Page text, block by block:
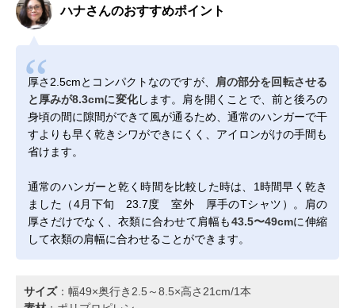
ハナさんのおすすめポイント
厚さ2.5cmとコンパクトなのですが、
肩の部分を回転させる
と厚みが8.3cmに変化します。肩を開くことで、前と後ろの
身頃の間に隙間ができて風が通るため、通常のハンガーで干
すよりも早く乾きシワができにくく、アイロンがけの手間も
省けます。
通常のハンガーと乾く時間を比較した時は、1時間早く乾き
ました（4月下旬 23.7度 室外 厚手のTシャツ）。肩の
厚さだけでなく、衣類に合わせて肩幅も43.5〜49cmに伸縮
して衣類の肩幅に合わせることができます。
サイズ：幅49×奥行き2.5～8.5×高さ21cm/1本